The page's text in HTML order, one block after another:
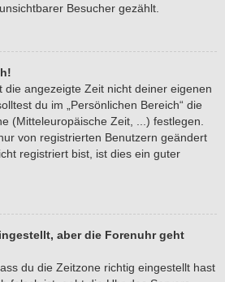
Besucher gezählt.
die angezeigte Zeit nicht deiner eigenen
du im „Persönlichen Bereich“ die
(Mitteleuropäische Zeit, ...) festlegen.
von registrierten Benutzern geändert
registriert bist, ist dies ein guter
aber die Forenuhr geht
du die Zeitzone richtig eingestellt hast